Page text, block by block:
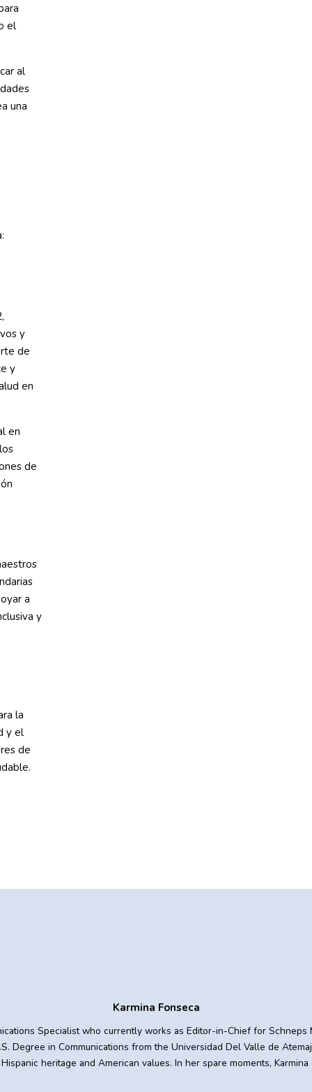
el
al
una
y
de
y
en
en
de
a
y
la
y el
de
Karmina Fonseca
Specialist who currently works as Editor-in-Chief for Schneps
Degree in Communications from the Universidad Del Valle de
heritage and American values. In her spare moments,